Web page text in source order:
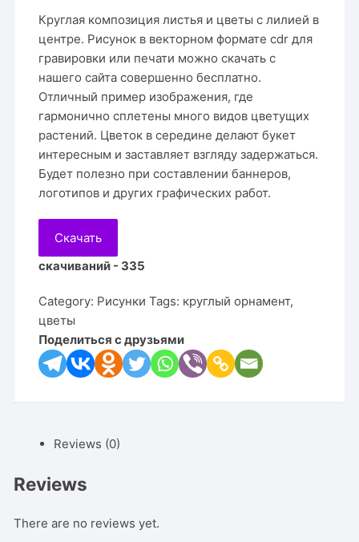
Круглая композиция листья и цветы с лилией в
центре. Рисунок в векторном формате cdr для
гравировки или печати можно скачать с
нашего сайта совершенно бесплатно.
Отличный пример изображения, где
гармонично сплетены много видов цветущих
растений. Цветок в середине делают букет
интересным и заставляет взгляду задержаться.
Будет полезно при составлении баннеров,
логотипов и других графических работ.
Скачать
скачиваний - 335
Category: Рисунки Tags: круглый орнамент,
цветы
Поделиться с друзьями
Reviews (0)
Reviews
There are no reviews yet.